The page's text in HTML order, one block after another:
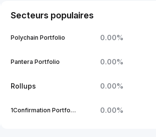
Secteurs populaires
Polychain Portfolio 0.00%
Pantera Portfolio 0.00%
Rollups 0.00%
1Confirmation Portfolio 0.00%